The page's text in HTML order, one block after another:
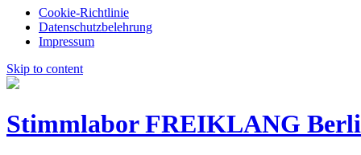
Cookie-Richtlinie
Datenschutzbelehrung
Impressum
Skip to content
Stimmlabor FREIKLANG